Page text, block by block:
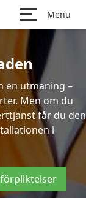
Menu
en utmaning –
Men om du
får du den
i